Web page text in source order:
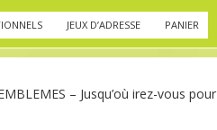
JEUX D’ADRESSE PANIER
– Jusqu’où irez-vous pour